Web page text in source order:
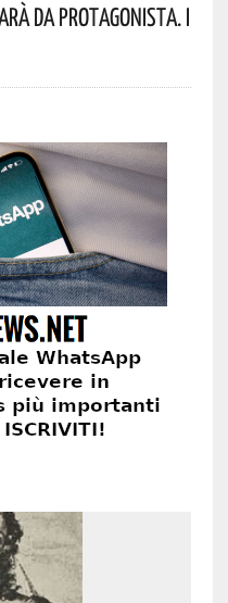
Da Protagonista. I